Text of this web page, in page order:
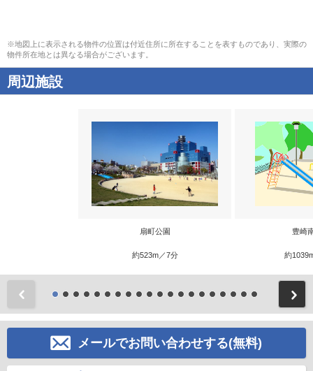
※地図上に表示される物件の位置は付近住所に所在することを表すものであり、実際の
物件所在地とは異なる場合がございます。
周辺施設
扇町公園
約523m／7分
豊崎
約
メールでお問い合わせする(無料)